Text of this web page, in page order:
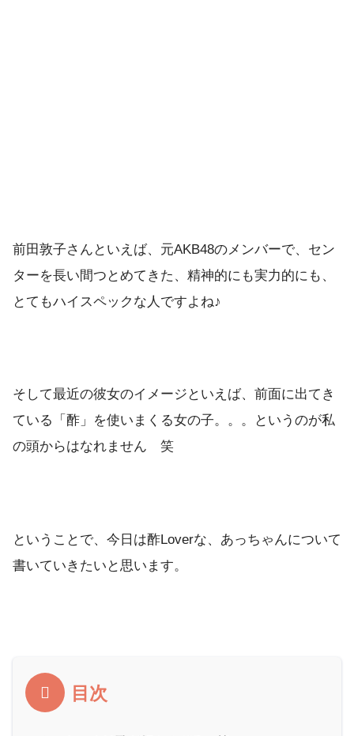
前田敦子さんといえば、元AKB48のメンバーで、セン
ターを長い間つとめてきた、精神的にも実力的にも、
とてもハイスペックな人ですよね♪
そして最近の彼女のイメージといえば、前面に出てき
ている「酢」を使いまくる女の子。。。というのが私
の頭からはなれません 笑
ということで、今日は酢Loverな、あっちゃんについて
書いていきたいと思います。
目次